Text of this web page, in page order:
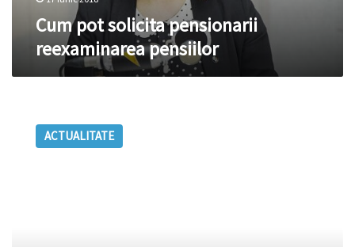
Cum pot solicita pensionarii
reexaminarea pensiilor
cunosc
categoriileACTUALITATE